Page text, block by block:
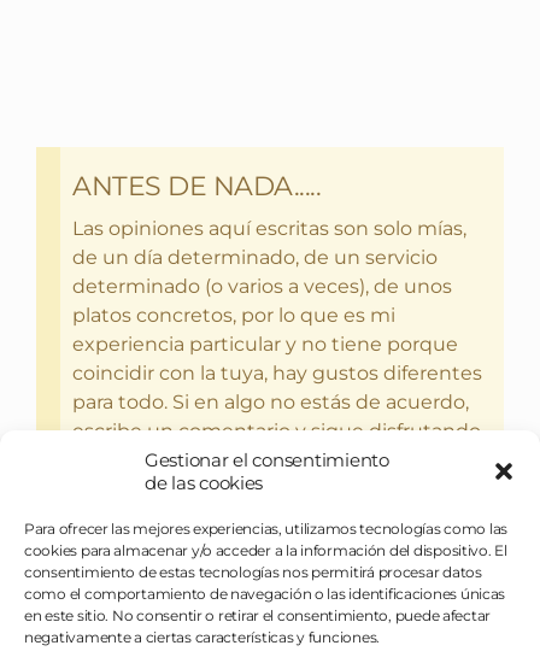
Gestionar el consentimiento
de las cookies
Para ofrecer las mejores experiencias, utilizamos tecnologías como las
cookies para almacenar y/o acceder a la información del dispositivo. El
consentimiento de estas tecnologías nos permitirá procesar datos
como el comportamiento de navegación o las identificaciones únicas
en este sitio. No consentir o retirar el consentimiento, puede afectar
negativamente a ciertas características y funciones.
ANTES DE NADA.....
Las opiniones aquí escritas son solo mías,
de un día determinado, de un servicio
determinado (o varios a veces), de unos
platos concretos, por lo que es mi
experiencia particular y no tiene porque
coincidir con la tuya, hay gustos diferentes
para todo. Si en algo no estás de acuerdo,
escribe un comentario y sigue disfrutando
del bebercio y el glotoneo.